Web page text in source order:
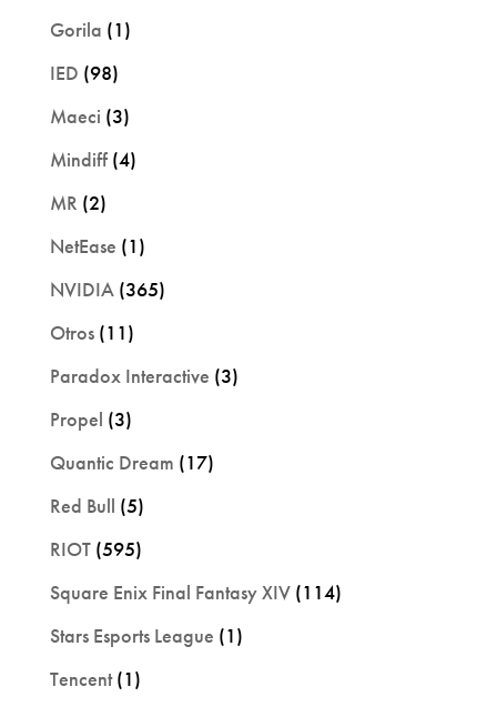
Gorila (1)
IED (98)
Maeci (3)
Mindiff(4)
MR (2)
NetEase (1)
NVIDIA (365)
Otros(11)
Paradox Interactive (3)
Propel (3)
Quantic Dream (17)
Red Bull (5)
RIOT(595)
Square Enix Final Fantasy XIV(114)
Stars Esports League (1)
Tencent(1)